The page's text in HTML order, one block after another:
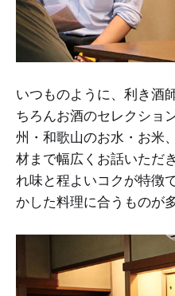
いつものように、利き酒
ちろんお酒のセレクショ
州・和歌山のお水・お米
材まで幅広くお話いただ
れ味と程よいコクが特徴
かした料理に合うものが